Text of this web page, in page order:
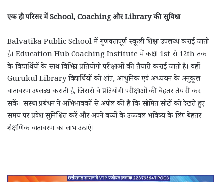
एक ही परिसर में School, Coaching और Library की सुविधा
Balvatika Public School में गुणवत्तापूर्ण स्कूली शिक्षा उपलब्ध कराई जाती
है। Education Hub Coaching Institute में कक्षा 1st से 12th तक
के विद्यार्थियों के साथ विभिन्न प्रतियोगी परीक्षाओं की तैयारी कराई जाती है। वहीं
Gurukul Library विद्यार्थियों को शांत, आधुनिक एवं अध्ययन के अनुकूल
वातावरण उपलब्ध कराती है, जिससे वे प्रतियोगी परीक्षाओं की बेहतर तैयारी कर
सकें। संस्था प्रबंधन ने अभिभावकों से अपील की है कि सीमित सीटों को देखते हुए
समय पर प्रवेश सुनिश्चित करें और अपने बच्चों के उज्ज्वल भविष्य के लिए बेहतर
शैक्षणिक वातावरण का लाभ उठाएं।